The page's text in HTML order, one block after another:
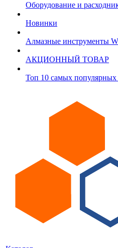
Оборудование и
Новинки
Алмазные инструменты
АКЦИОННЫЙ ТОВАР
Топ 10 самых популярных